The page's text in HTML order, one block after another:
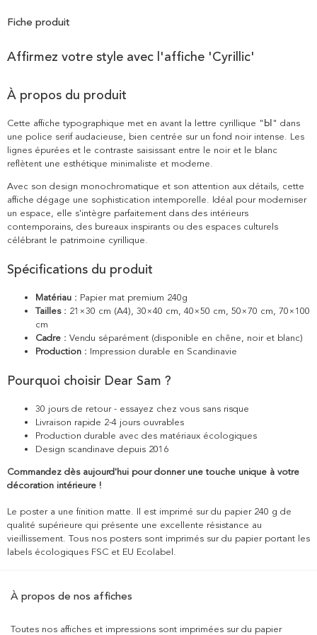
Fiche produit
Affirmez votre style avec l'affiche 'Cyrillic'
À propos du produit
Cette affiche typographique met en avant la lettre cyrillique "Ы" dans
une police serif audacieuse, bien centrée sur un fond noir intense. Les
lignes épurées et le contraste saisissant entre le noir et le blanc
reflètent une esthétique minimaliste et moderne.
Avec son design monochromatique et son attention aux détails, cette
affiche dégage une sophistication intemporelle. Idéal pour moderniser
un espace, elle s'intègre parfaitement dans des intérieurs
contemporains, des bureaux inspirants ou des espaces culturels
célébrant le patrimoine cyrillique.
Spécifications du produit
Matériau : Papier mat premium 240g
Tailles : 21×30 cm (A4), 30×40 cm, 40×50 cm, 50×70 cm, 70×100
cm
Cadre : Vendu séparément (disponible en chêne, noir et blanc)
Production : Impression durable en Scandinavie
Pourquoi choisir Dear Sam ?
30 jours de retour - essayez chez vous sans risque
Livraison rapide 2-4 jours ouvrables
Production durable avec des matériaux écologiques
Design scandinave depuis 2016
Commandez dès aujourd'hui pour donner une touche unique à votre
décoration intérieure !
Le poster a une finition matte. Il est imprimé sur du papier 240 g de
qualité supérieure qui présente une excellente résistance au
vieillissement. Tous nos posters sont imprimés sur du papier portant les
labels écologiques FSC et EU Ecolabel.
À propos de nos affiches
Toutes nos affiches et impressions sont imprimées sur du papier